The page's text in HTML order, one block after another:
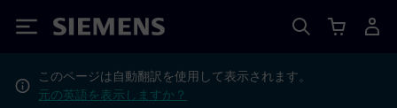
Siemens
このページは自動翻訳を使用して表示されます。
元の英語を表示しますか？